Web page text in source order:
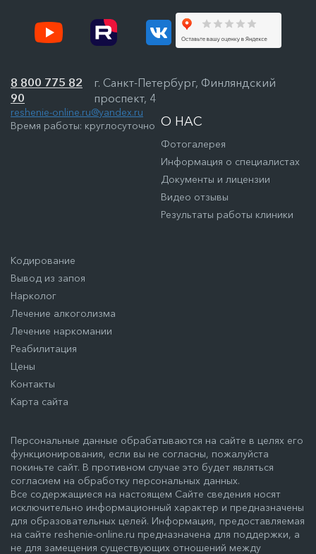
О НАС
Фотогалерея
Информация о специалистах
Документы и лицензии
Видео отзывы
Результаты работы клиники
Кодирование
Вывод из запоя
Нарколог
Лечение алкоголизма
Лечение наркомании
Реабилитация
Цены
Контакты
Карта сайта
8 800 775 82
90
г. Санкт-Петербург, Финляндский
проспект, 4
reshenie-online.ru@yandex.ru
Время работы: круглосуточно
Персональные данные обрабатываются на сайте в целях его
функционирования, если вы не согласны, пожалуйста
покиньте сайт. В противном случае это будет являться
согласием на обработку персональных данных.
Все содержащиеся на настоящем Сайте сведения носят
исключительно информационный характер и предназначены
для образовательных целей. Информация, предоставляемая
на сайте reshenie-online.ru предназначена для поддержки, а
не для замещения существующих отношений между